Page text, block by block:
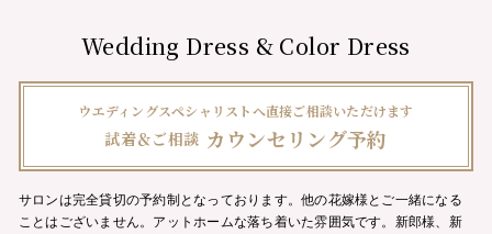
Wedding Dress & Color Dress
ウエディングスペシャリストへ直接ご相談いただけます
試着＆ご相談 カウンセリング予約
サロンは完全貸切の予約制となっております。他の花嫁様とご一緒になる
ことはございません。 アットホームな落ち着いた雰囲気です。新郎様、新